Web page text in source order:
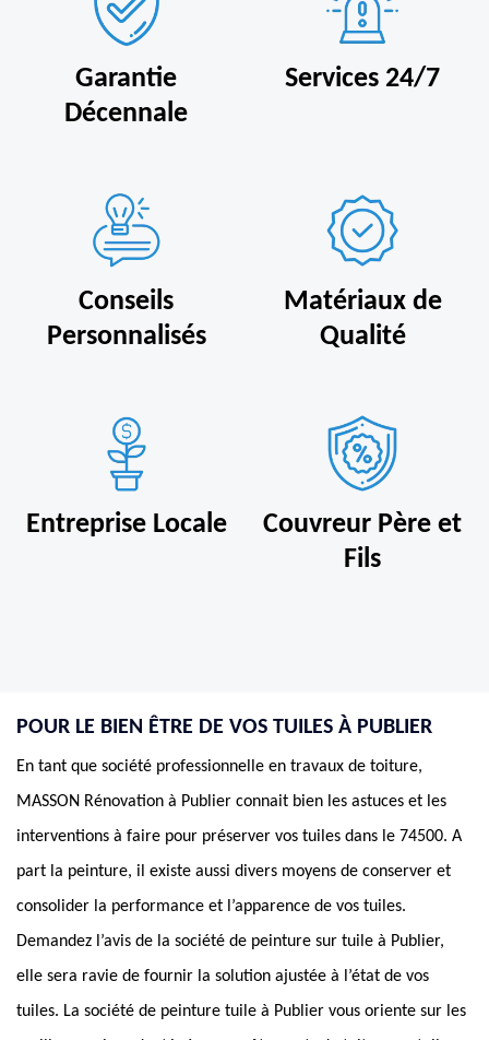
Garantie
Décennale
Services 24/7
Conseils
Personnalisés
Matériaux de
Qualité
Entreprise Locale
Couvreur Père et
Fils
POUR LE BIEN ÊTRE DE VOS TUILES À PUBLIER
En tant que société professionnelle en travaux de toiture,
MASSON Rénovation à Publier connait bien les astuces et les
interventions à faire pour préserver vos tuiles dans le 74500. A
part la peinture, il existe aussi divers moyens de conserver et
consolider la performance et l’apparence de vos tuiles.
Demandez l’avis de la société de peinture sur tuile à Publier,
elle sera ravie de fournir la solution ajustée à l’état de vos
tuiles. La société de peinture tuile à Publier vous oriente sur les